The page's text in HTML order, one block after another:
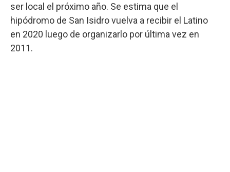
ser local el próximo año. Se estima que el
hipódromo de San Isidro vuelva a recibir el Latino
en 2020 luego de organizarlo por última vez en
2011.